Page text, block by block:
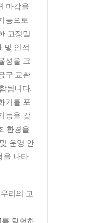
마감을
능으로
고정밀
및 인적
성을 크
구 교환
됩니다.
기를 포
능을 갖
환경을
운영 안
을 나타
리의 고
,
를 탐험하